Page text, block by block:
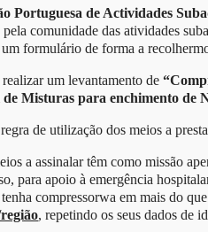
Portuguesa de Actividades
pela comunidade das atividades
formulário de forma a
realizar um levantamento de
de Misturas para enchimento de
de utilização dos meios a
a assinalar têm como missão
para apoio à emergência
tenha compressorwa em mais do
, repetindo os seus dados de